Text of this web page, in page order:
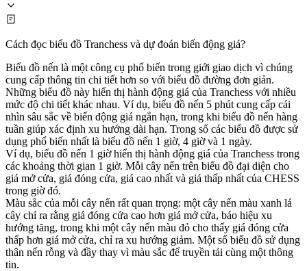
Cách đọc biểu đồ Tranchess và dự đoán biến động giá?
Biểu đồ nến là một công cụ phổ biến trong giới giao dịch vì chúng
cung cấp thông tin chi tiết hơn so với biểu đồ đường đơn giản.
Những biểu đồ này hiển thị hành động giá của Tranchess với nhiều
mức độ chi tiết khác nhau. Ví dụ, biểu đồ nến 5 phút cung cấp cái
nhìn sâu sắc về biến động giá ngắn hạn, trong khi biểu đồ nến hàng
tuần giúp xác định xu hướng dài hạn. Trong số các biểu đồ được sử
dụng phổ biến nhất là biểu đồ nến 1 giờ, 4 giờ và 1 ngày.
Ví dụ, biểu đồ nến 1 giờ hiển thị hành động giá của Tranchess trong
các khoảng thời gian 1 giờ. Mỗi cây nến trên biểu đồ đại diện cho
giá mở cửa, giá đóng cửa, giá cao nhất và giá thấp nhất của CHESS
trong giờ đó.
Màu sắc của mỗi cây nến rất quan trọng: một cây nến màu xanh lá
cây chỉ ra rằng giá đóng cửa cao hơn giá mở cửa, báo hiệu xu
hướng tăng, trong khi một cây nến màu đỏ cho thấy giá đóng cửa
thấp hơn giá mở cửa, chỉ ra xu hướng giảm. Một số biểu đồ sử dụng
thân nến rỗng và đầy thay vì màu sắc để truyền tải cùng một thông
tin.